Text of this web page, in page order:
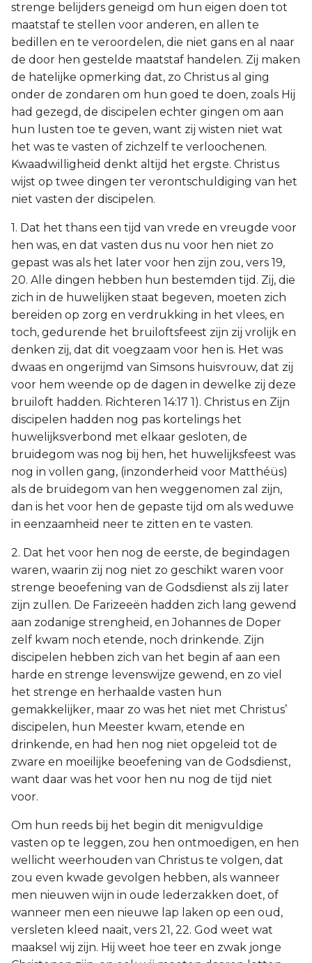
strenge belijders geneigd om hun eigen doen tot
maatstaf te stellen voor anderen, en allen te
bedillen en te veroordelen, die niet gans en al naar
de door hen gestelde maatstaf handelen. Zij maken
de hatelijke opmerking dat, zo Christus al ging
onder de zondaren om hun goed te doen, zoals Hij
had gezegd, de discipelen echter gingen om aan
hun lusten toe te geven, want zij wisten niet wat
het was te vasten of zichzelf te verloochenen.
Kwaadwilligheid denkt altijd het ergste. Christus
wijst op twee dingen ter verontschuldiging van het
niet vasten der discipelen.
1. Dat het thans een tijd van vrede en vreugde voor
hen was, en dat vasten dus nu voor hen niet zo
gepast was als het later voor hen zijn zou, vers 19,
20. Alle dingen hebben hun bestemden tijd. Zij, die
zich in de huwelijken staat begeven, moeten zich
bereiden op zorg en verdrukking in het vlees, en
toch, gedurende het bruiloftsfeest zijn zij vrolijk en
denken zij, dat dit voegzaam voor hen is. Het was
dwaas en ongerijmd van Simsons huisvrouw, dat zij
voor hem weende op de dagen in dewelke zij deze
bruiloft hadden. Richteren 14:17 1). Christus en Zijn
discipelen hadden nog pas kortelings het
huwelijksverbond met elkaar gesloten, de
bruidegom was nog bij hen, het huwelijksfeest was
nog in vollen gang, (inzonderheid voor Matthéüs)
als de bruidegom van hen weggenomen zal zijn,
dan is het voor hen de gepaste tijd om als weduwe
in eenzaamheid neer te zitten en te vasten.
2. Dat het voor hen nog de eerste, de begindagen
waren, waarin zij nog niet zo geschikt waren voor
strenge beoefening van de Godsdienst als zij later
zijn zullen. De Farizeeën hadden zich lang gewend
aan zodanige strengheid, en Johannes de Doper
zelf kwam noch etende, noch drinkende. Zijn
discipelen hebben zich van het begin af aan een
harde en strenge levenswijze gewend, en zo viel
het strenge en herhaalde vasten hun
gemakkelijker, maar zo was het niet met Christus’
discipelen, hun Meester kwam, etende en
drinkende, en had hen nog niet opgeleid tot de
zware en moeilijke beoefening van de Godsdienst,
want daar was het voor hen nu nog de tijd niet
voor.
Om hun reeds bij het begin dit menigvuldige
vasten op te leggen, zou hen ontmoedigen, en hen
wellicht weerhouden van Christus te volgen, dat
zou even kwade gevolgen hebben, als wanneer
men nieuwen wijn in oude lederzakken doet, of
wanneer men een nieuwe lap laken op een oud,
versleten kleed naait, vers 21, 22. God weet wat
maaksel wij zijn. Hij weet hoe teer en zwak jonge